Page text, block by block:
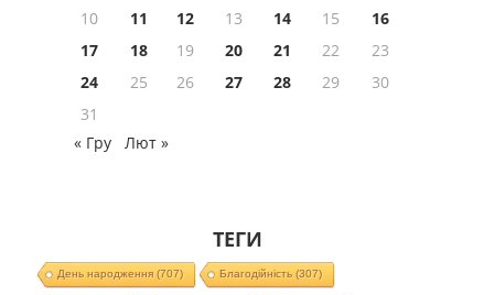
10
11 12 13 14 15
16
17
18 19 20 21 22
23
24
25 26 27 28 29
30
31
« Гру
Лют »
ТЕГИ
День народження(707) Благодійність (307)